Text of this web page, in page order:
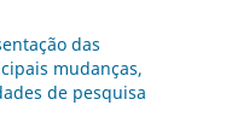
das
mudanças,
de pesquisa